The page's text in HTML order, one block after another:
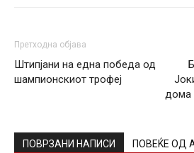
Претходна објава
Штипјани на една победа од
шампионскиот трофеј
дома
ПОВРЗАНИ НАПИСИ ПОВЕЌЕ ОД